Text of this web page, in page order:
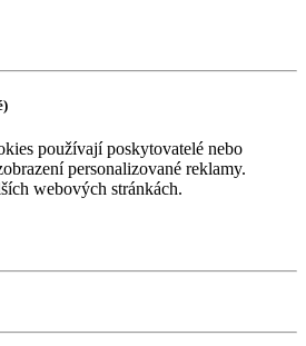
používají poskytovatelé nebo
personalizované reklamy.
webových stránkách.